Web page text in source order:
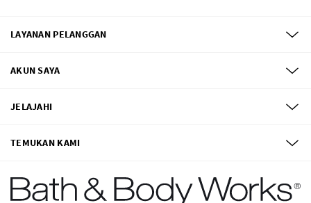
LAYANAN PELANGGAN
AKUN SAYA
JELAJAHI
TEMUKAN KAMI